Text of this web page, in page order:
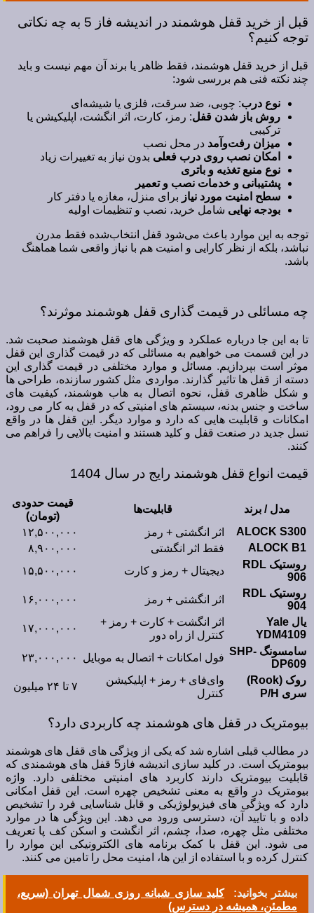
قبل از خرید قفل هوشمند در اندیشه فاز 5 به چه نکاتی
توجه کنیم؟
قبل از خرید قفل هوشمند، فقط ظاهر یا برند آن مهم نیست و باید
چند نکته فنی هم بررسی شود:
نوع درب: چوبی، ضد سرقت، فلزی یا شیشه‌ای
روش باز شدن قفل: رمز، کارت، اثر انگشت، اپلیکیشن یا
ترکیبی
میزان رفت‌وآمد در محل نصب
امکان نصب روی درب فعلی بدون نیاز به تغییرات زیاد
نوع منبع تغذیه و باتری
پشتیبانی و خدمات نصب و تعمیر
سطح امنیت مورد نیاز برای منزل، مغازه یا دفتر کار
بودجه نهایی شامل خرید، نصب و تنظیمات اولیه
توجه به این موارد باعث می‌شود قفل انتخاب‌شده فقط مدرن
نباشد، بلکه از نظر کارایی و امنیت هم با نیاز واقعی شما هماهنگ
باشد.
چه مسائلی در قیمت گذاری قفل هوشمند موثرند؟
تا به این جا درباره عملکرد و ویژگی های قفل هوشمند صحبت شد.
در این قسمت می خواهیم به مسائلی که در قیمت گذاری این قفل
موثر است بپردازیم. مسائل و موارد مختلفی در قیمت گذاری این
دسته از قفل ها تاثیر گذارند. مواردی مثل کشور سازنده، طراحی ها
و شکل ظاهری قفل، نحوه اتصال به هاب هوشمند، کیفیت های
ساخت و جنس بدنه، سیستم های امنیتی که در قفل به کار می رود،
امکانات و قابلیت هایی که دارد و موارد دیگر. این قفل ها در واقع
نسل جدید در صنعت قفل و کلید هستند و امنیت بالایی را فراهم می
کنند.
قیمت انواع قفل هوشمند رایج در سال 1404
مدل / برند قابلیت‌ها
قیمت حدودی
(تومان)
ALOCK S300
اثر انگشتی + رمز
۱۲,۵۰۰,۰۰۰
ALOCK B1
فقط اثر انگشتی
۸,۹۰۰,۰۰۰
روستیک RDL
906
دیجیتال + رمز و کارت
۱۵,۵۰۰,۰۰۰
روستیک RDL
904
اثر انگشتی + رمز
۱۶,۰۰۰,۰۰۰
یال Yale
YDM4109
اثر انگشت + کارت + رمز +
کنترل از راه دور
۱۷,۰۰۰,۰۰۰
سامسونگ SHP-
DP609
فول امکانات + اتصال به موبایل
۲۳,۰۰۰,۰۰۰
روک (Rook)
سری P/H
وای‌فای + رمز + اپلیکیشن
کنترل
۷ تا ۲۴ میلیون
بیومتریک در قفل های هوشمند چه کاربردی دارد؟
در مطالب قبلی اشاره شد که یکی از ویژگی های قفل های هوشمند
بیومتریک است. در کلید سازی اندیشه فاز5 قفل های هوشمندی که
قابلیت بیومتریک دارند کاربرد های امنیتی مختلفی دارد. واژه
بیومتریک در واقع به معنی تشخیص چهره است. این قفل امکانی
دارد که ویژگی های فیزیولوژیکی و قابل شناسایی فرد را تشخیص
داده و با تایید آن، دسترسی ورود می دهد. این ویژگی ها در موارد
مختلفی مثل چهره، صدا، چشم، اثر انگشت و اسکن کف پا تعریف
می شود. این قفل با کمک برنامه های الکترونیکی این موارد را
کنترل کرده و با استفاده از این ها، امنیت محل را تامین می کنند.
بیشتر بخوانید:
کلید سازی شبانه‌ روزی شمال تهران (سریع،
مطمئن، همیشه در دسترس)